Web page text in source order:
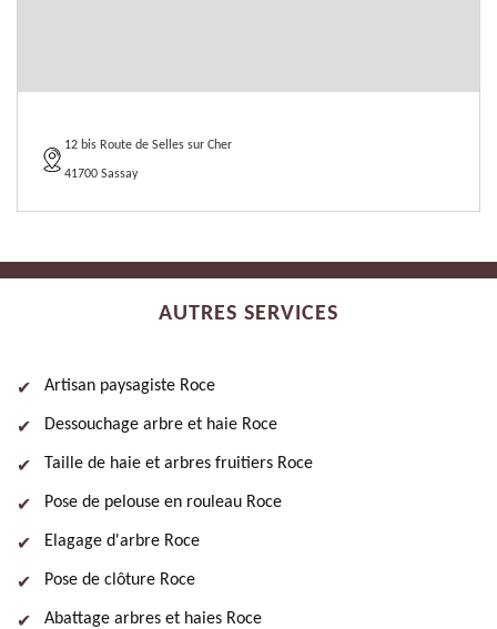
12 bis Route de Selles sur Cher
41700 Sassay
AUTRES SERVICES
Artisan paysagiste Roce
Dessouchage arbre et haie Roce
Taille de haie et arbres fruitiers Roce
Pose de pelouse en rouleau Roce
Elagage d'arbre Roce
Pose de clôture Roce
Abattage arbres et haies Roce